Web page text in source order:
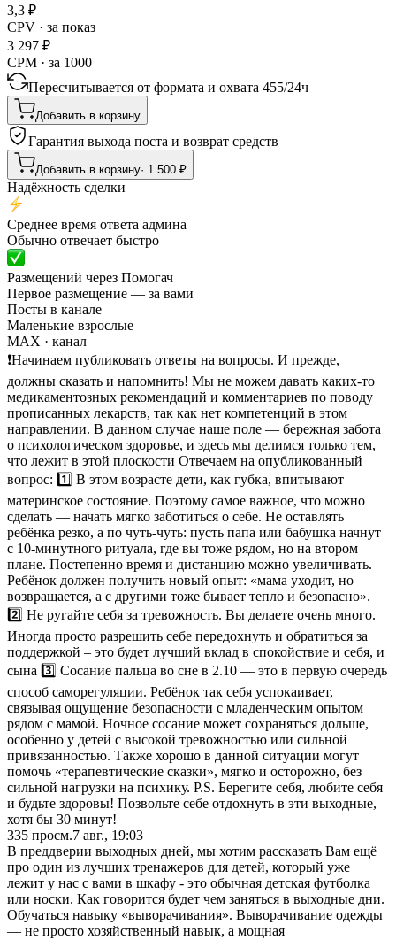
3,3 ₽
CPV · за показ
3 297 ₽
CPM · за 1000
Пересчитывается от формата и охвата 455/24ч
Добавить в корзину
Гарантия выхода поста и возврат средств
Добавить в корзину· 1 500 ₽
Надёжность сделки
Среднее время ответа админа
Обычно отвечает быстро
Размещений через Помогач
Первое размещение — за вами
Посты в канале
Маленькие взрослые
MAX · канал
❗Начинаем публиковать ответы на вопросы. И прежде,
должны сказать и напомнить! Мы не можем давать каких-то
медикаментозных рекомендаций и комментариев по поводу
прописанных лекарств, так как нет компетенций в этом
направлении. В данном случае наше поле — бережная забота
о психологическом здоровье, и здесь мы делимся только тем,
что лежит в этой плоскости Отвечаем на опубликованный
вопрос: 1️⃣ В этом возрасте дети, как губка, впитывают
материнское состояние. Поэтому самое важное, что можно
сделать — начать мягко заботиться о себе. Не оставлять
ребёнка резко, а по чуть-чуть: пусть папа или бабушка начнут
с 10-минутного ритуала, где вы тоже рядом, но на втором
плане. Постепенно время и дистанцию можно увеличивать.
Ребёнок должен получить новый опыт: «мама уходит, но
возвращается, а с другими тоже бывает тепло и безопасно».
2️⃣ Не ругайте себя за тревожность. Вы делаете очень много.
Иногда просто разрешить себе передохнуть и обратиться за
поддержкой – это будет лучший вклад в спокойствие и себя, и
сына 3️⃣ Сосание пальца во сне в 2.10 — это в первую очередь
способ саморегуляции. Ребёнок так себя успокаивает,
связывая ощущение безопасности с младенческим опытом
рядом с мамой. Ночное сосание может сохраняться дольше,
особенно у детей с высокой тревожностью или сильной
привязанностью. Также хорошо в данной ситуации могут
помочь «терапевтические сказки», мягко и осторожно, без
сильной нагрузки на психику. P.S. Берегите себя, любите себя
и будьте здоровы! Позвольте себе отдохнуть в эти выходные,
хотя бы 30 минут!
335 просм.7 авг., 19:03
В преддверии выходных дней, мы хотим рассказать Вам ещё
про один из лучших тренажеров для детей, который уже
лежит у нас с вами в шкафу - это обычная детская футболка
или носки. Как говорится будет чем заняться в выходные дни.
Обучаться навыку «выворачивания». Выворачивание одежды
— не просто хозяйственный навык, а мощная